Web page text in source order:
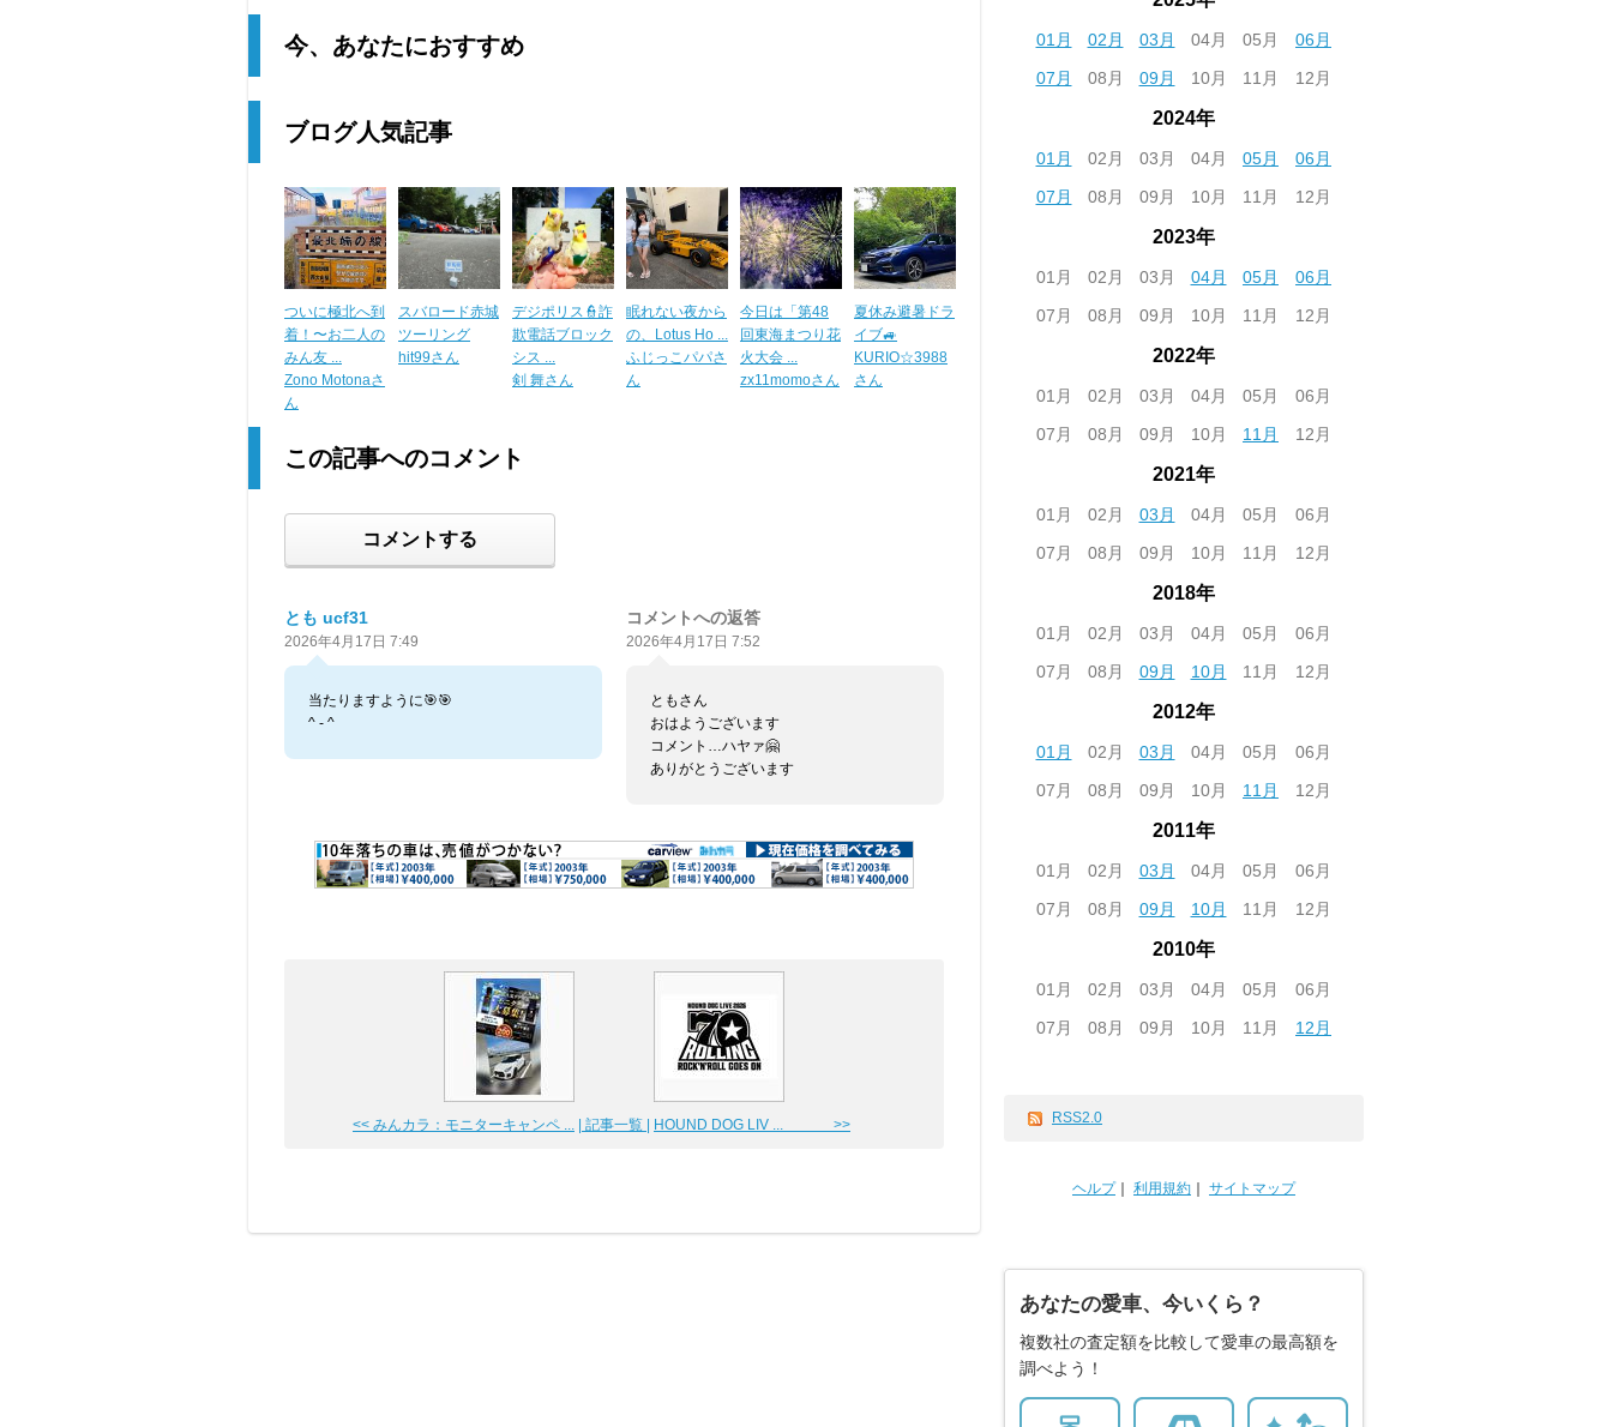
今、あなたにおすすめ
ブログ人気記事
ついに極北へ到
着！〜お二人の
みん友 ...
Zono Motonaさ
ん
スバロード赤城
ツーリング
hit99さん
デジポリス👮詐
欺電話ブロック
シス ...
剣 舞さん
眠れない夜から
の、Lotus Ho ...
ふじっこパパさ
ん
今日は「第48
回東海まつり花
火大会 ...
zx11momoさん
夏休み避暑ドラ
イブ🚙
KURIO☆3988
さん
この記事へのコメント
コメントする
とも ucf31
2026年4月17日 7:49
当たりますように🎯🎯
^ - ^
コメントへの返答
2026年4月17日 7:52
ともさん
おはようございます
コメント…ハヤァ🤗
ありがとうございます
<< みんカラ：モニターキャンペ ... | 記事一覧 | HOUND DOG LIV ... >>
01月 02月 03月 04月 05月
06月
07月
08月 09月 10月 11月 12月
2024年
01月 02月 03月 04月 05月
06月
07月
08月 09月 10月 11月 12月
2023年
01月 02月 03月 04月 05月
06月
07月
08月 09月 10月 11月 12月
2022年
01月 02月 03月 04月 05月
06月
07月
08月 09月 10月 11月 12月
2021年
01月 02月 03月 04月 05月
06月
07月
08月 09月 10月 11月 12月
2018年
01月 02月 03月 04月 05月
06月
07月
08月 09月 10月 11月 12月
2012年
01月 02月 03月 04月 05月
06月
07月
08月 09月 10月 11月 12月
2011年
01月 02月 03月 04月 05月
06月
07月
08月 09月 10月 11月 12月
2010年
01月 02月 03月 04月 05月
06月
07月
08月 09月 10月 11月 12月
RSS2.0
ヘルプ｜ 利用規約 サイトマップ
あなたの愛車、今いくら？
複数社の査定額を比較して愛車の最高額を
調べよう！